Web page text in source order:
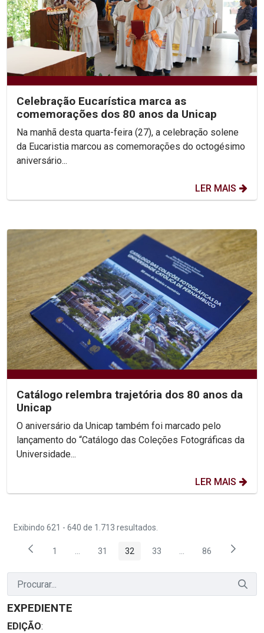
Celebração Eucarística marca as
comemorações dos 80 anos da Unicap
Na manhã desta quarta-feira (27), a celebração solene
da Eucaristia marcou as comemorações do octogésimo
aniversário...
LER MAIS
Catálogo relembra trajetória dos 80 anos da
Unicap
O aniversário da Unicap também foi marcado pelo
lançamento do “Catálogo das Coleções Fotográficas da
Universidade...
LER MAIS
Exibindo 621 - 640 de 1.713 resultados.
Página
1 ...Páginas intermediárias Usar ABA para navegar.
Página
31 Página
32 Página
33 ...PáginasPágina
86
EXPEDIENTE
EDIÇÃO: